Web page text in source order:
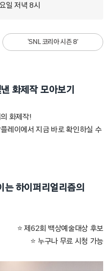
일 저녁 8시
‘SNL 코리아 시즌 8’
화제작 모아보기
화제작!
레이에서 지금 바로 확인하실 수
는 하이퍼리얼리즘의
⭐ 제62회 백상예술대상 후보
⭐ 누구나 무료 시청 가능